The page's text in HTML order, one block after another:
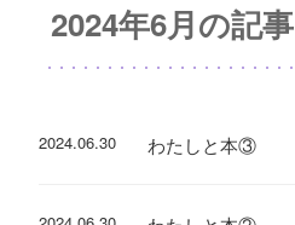
2024年6月の記事
2024.06.30 わたしと本③